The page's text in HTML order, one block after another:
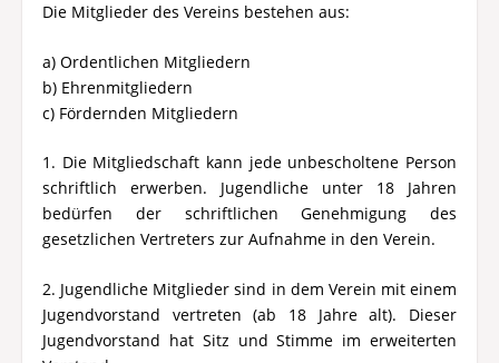
Die Mitglieder des Vereins bestehen aus:
a) Ordentlichen Mitgliedern
b) Ehrenmitgliedern
c) Fördernden Mitgliedern
1. Die Mitgliedschaft kann jede unbescholtene Person
schriftlich erwerben. Jugendliche unter 18 Jahren
bedürfen der schriftlichen Genehmigung des
gesetzlichen Vertreters zur Aufnahme in den Verein.
2. Jugendliche Mitglieder sind in dem Verein mit einem
Jugendvorstand vertreten (ab 18 Jahre alt). Dieser
Jugendvorstand hat Sitz und Stimme im erweiterten